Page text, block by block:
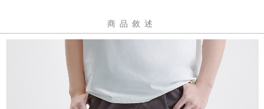
商品敘述